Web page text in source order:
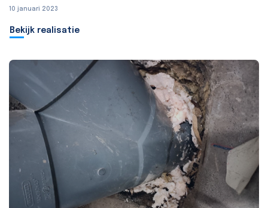
10 januari 2023
Bekijk realisatie